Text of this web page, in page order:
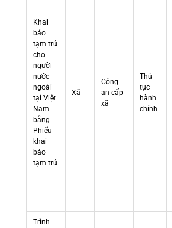
Khai
báo
tạm trú
cho
người
nước
ngoài
tại Việt
Nam
bằng
Phiếu
khai
báo
tạm trú
Xã
Công
an cấp
xã
Thủ
tục
hành
chính
Trình